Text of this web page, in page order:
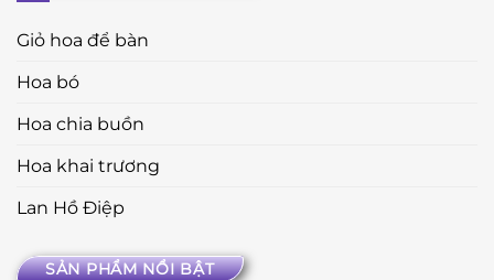
Giỏ hoa để bàn
Hoa bó
Hoa chia buồn
Hoa khai trương
Lan Hồ Điệp
SẢN PHẨM NỔI BẬT